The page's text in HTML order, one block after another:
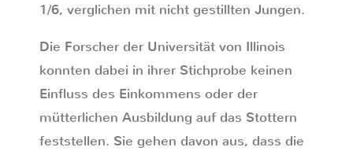
1/6, verglichen mit nicht gestillten Jungen.
Die Forscher der Universität von Illinois
konnten dabei in ihrer Stichprobe keinen
Einfluss des Einkommens oder der
mütterlichen Ausbildung auf das Stottern
feststellen. Sie gehen davon aus, dass die